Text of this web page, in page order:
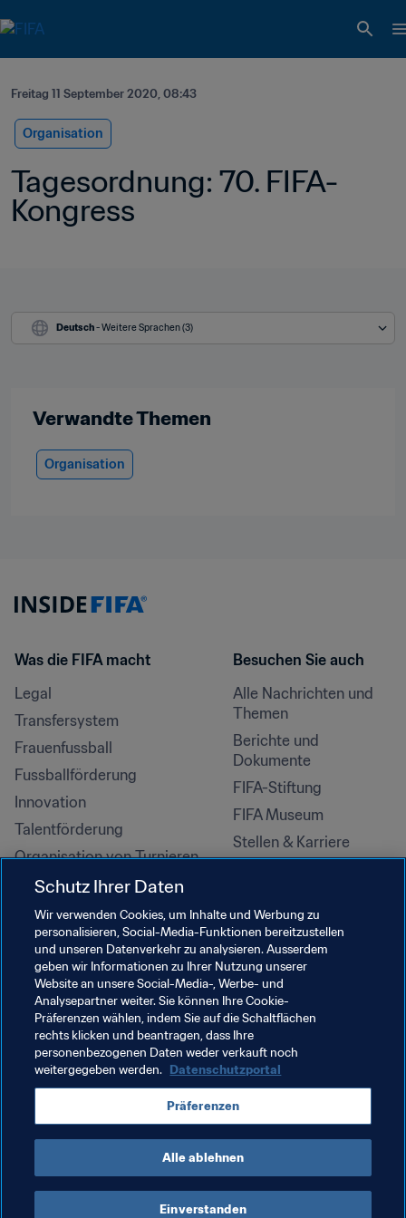
Freitag 11 September 2020, 08:43
Organisation
Tagesordnung: 70. FIFA-
Kongress
Deutsch - Weitere Sprachen (3)
Verwandte Themen
Organisation
Was die FIFA macht
Legal
Transfersystem
Frauenfussball
Fussballförderung
Innovation
Talentförderung
Organisation von Turnieren
Nachhaltigkeit
Menschenrechte und
Antidiskriminierung
Gesundheit und Medizin
Bildungsinitiativen
Besuchen Sie auch
Alle Nachrichten und
Themen
Berichte und
Dokumente
FIFA-Stiftung
FIFA Museum
Stellen & Karriere
NUTZUNGSBEDINGUNGEN
FIFA-DATENSCHUTZPORTAL
DOWNLOADS
COOKIE-EINSTELLUNGEN
Urheberrechte © 1994–2025 FIFA. Alle Rechte vorbehalten.
Schutz Ihrer Daten
Wir verwenden Cookies, um Inhalte und Werbung zu
personalisieren, Social-Media-Funktionen bereitzustellen
und unseren Datenverkehr zu analysieren. Ausserdem
geben wir Informationen zu Ihrer Nutzung unserer
Website an unsere Social-Media-, Werbe- und
Analysepartner weiter. Sie können Ihre Cookie-
Präferenzen wählen, indem Sie auf die Schaltflächen
rechts klicken und beantragen, dass Ihre
personenbezogenen Daten weder verkauft noch
weitergegeben werden. Datenschutzportal
Präferenzen
Alle ablehnen
Einverstanden